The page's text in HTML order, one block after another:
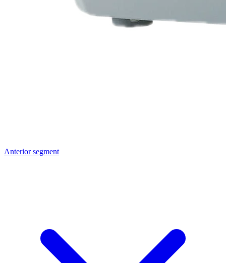
Anterior segment